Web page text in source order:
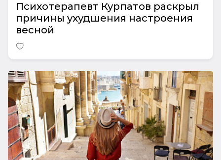
Психотерапевт Курпатов раскрыл
причины ухудшения настроения
весной